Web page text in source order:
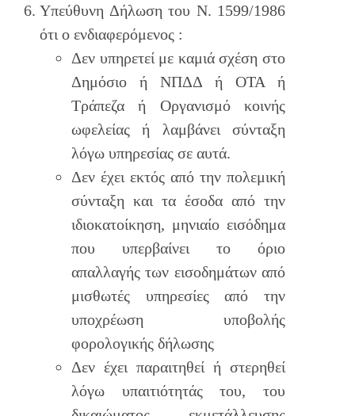
Υπεύθυνη Δήλωση του Ν. 1599/1986
ότι ο ενδιαφερόμενος :
Δεν υπηρετεί με καμιά σχέση στο
Δημόσιο ή ΝΠΔΔ ή ΟΤΑ ή
Τράπεζα ή Οργανισμό κοινής
ωφελείας ή λαμβάνει σύνταξη
λόγω υπηρεσίας σε αυτά.
Δεν έχει εκτός από την πολεμική
σύνταξη και τα έσοδα από την
ιδιοκατοίκηση, μηνιαίο εισόδημα
που υπερβαίνει το όριο
απαλλαγής των εισοδημάτων από
μισθωτές υπηρεσίες από την
υποχρέωση υποβολής
φορολογικής δήλωσης
Δεν έχει παραιτηθεί ή στερηθεί
λόγω υπαιτιότητάς του, του